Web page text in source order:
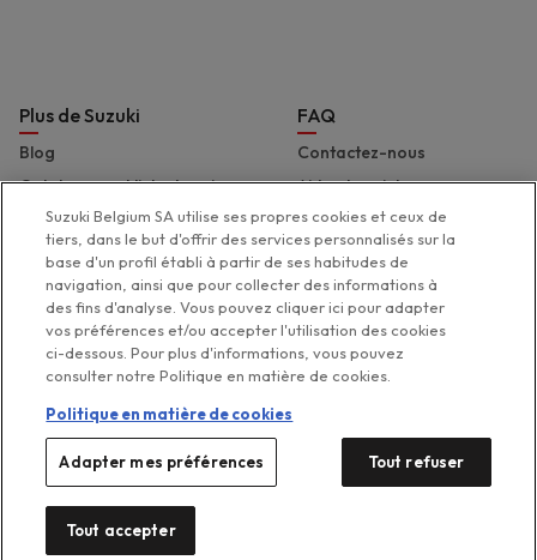
Plus de Suzuki
Blog
Catalogues et liste de prix
Presse
Suzuki Marine
Suzuki 2 Wheels
Suzuki Global
FAQ
Contactez-nous
Aide et assistance
Déclaration d'accessibilité
Legal menu
Politique de protection de la
vie privée
Disclaimer
Politique de gestion des
Suzuki Belgium SA utilise ses propres cookies et ceux de
tiers, dans le but d'offrir des services personnalisés sur la
base d'un profil établi à partir de ses habitudes de
navigation, ainsi que pour collecter des informations à
des fins d'analyse. Vous pouvez cliquer ici pour adapter
vos préférences et/ou accepter l'utilisation des cookies
ci-dessous. Pour plus d'informations, vous pouvez
consulter notre Politique en matière de cookies.
Politique en matière de cookies
Adapter mes préférences Tout refuser
Tout accepter